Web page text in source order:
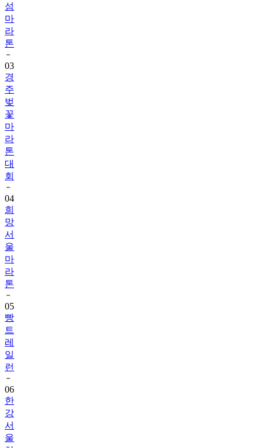
섬
마
라
톤
03
경
주
벚
꽃
마
라
톤
대
회
04
희
망
서
울
마
라
톤
05
빵
트
레
일
런
06
한
강
서
울